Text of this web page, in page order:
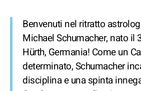
Benvenuti nel ritratto
Michael Schumacher, nato il
Hürth, Germania! Come un
determinato, Schumacher
disciplina e una spinta